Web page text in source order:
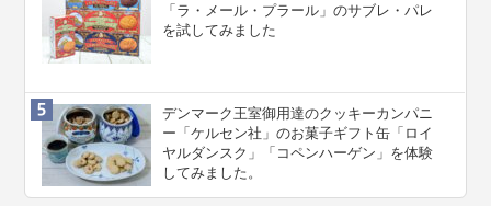
「ラ・メール・プラール」のサブレ・パレ
を試してみました
デンマーク王室御用達のクッキーカンパニ
ー「ケルセン社」のお菓子ギフト缶「ロイ
ヤルダンスク」「コペンハーゲン」を体験
してみました。